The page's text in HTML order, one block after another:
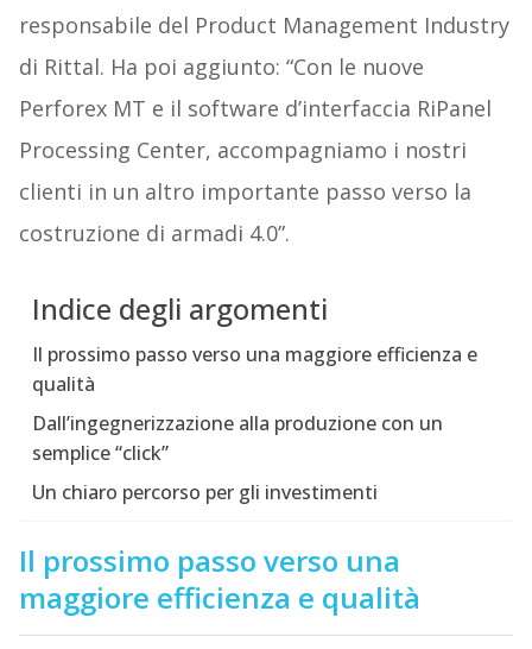
responsabile del Product Management Industry
di Rittal. Ha poi aggiunto: “Con le nuove
Perforex MT e il software d’interfaccia RiPanel
Processing Center, accompagniamo i nostri
clienti in un altro importante passo verso la
costruzione di armadi 4.0”.
Indice degli argomenti
Il prossimo passo verso una maggiore efficienza e
qualità
Dall’ingegnerizzazione alla produzione con un
semplice “click”
Un chiaro percorso per gli investimenti
Il prossimo passo verso una
maggiore efficienza e qualità